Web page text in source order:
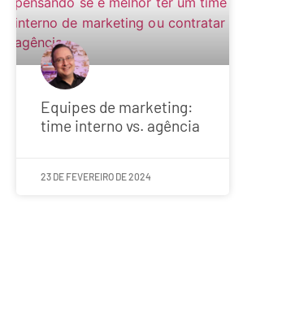
Equipes de marketing:
time interno vs. agência
23 DE FEVEREIRO DE 2024